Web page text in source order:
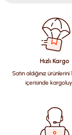
konularda yetersiz
kullanarak
Görüş ve
Ürün resmi
Ürün
Ürün bilgilerinde
Ürün fiyatı diğer
Hızlı Kargo
Satın aldığınız
içerisinde